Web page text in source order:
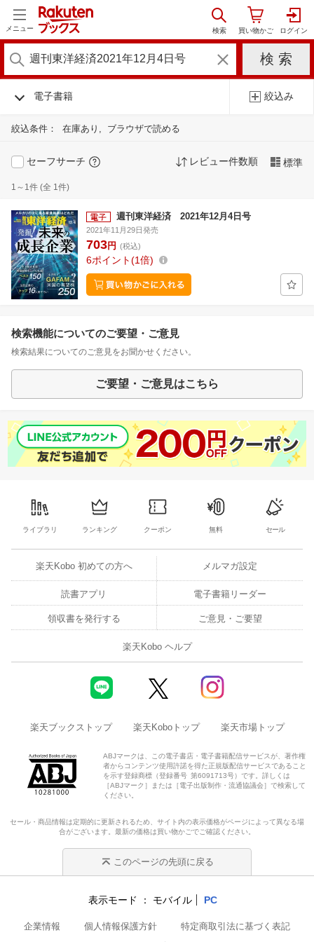
メニュー
電子書籍 絞込み
絞込条件： 在庫あり ブラウザで読める
セーフサーチ レビュー件数順 標準
1～1件 (全 1件)
週刊東洋経済 2021年12月4日号
2021年11月29日発売
703円 (税込)
6ポイント 1倍
検索機能についてのご要望・ご意見
検索結果についてのご意見をお聞かせください。
ご要望・ご意見はこちら
ライブラリ ランキング クーポン 無料 セール
楽天Kobo 初めての方へ メルマガ設定
読書アプリ 電子書籍リーダー
領収書を発行する ご意見・ご要望
楽天Kobo ヘルプ
楽天ブックストップ 楽天Koboトップ 楽天市場トップ
ABJマークは、この電子書店・電子書籍配信サービスが、著作権
者からコンテンツ使用許諾を得た正規版配信サービスであること
を示す登録商標（登録番号 第6091713号）です。詳しくは
［ABJマーク］または［電子出版制作・流通協議会］で検索して
ください。
セール・商品情報は定期的に更新されるため、サイト内の表示価格がページによって異なる場
合がございます。最新の価格は買い物かごでご確認ください。
このページの先頭に戻る
表示モード モバイル PC
企業情報 個人情報保護方針
特定商取引法に基づく表記